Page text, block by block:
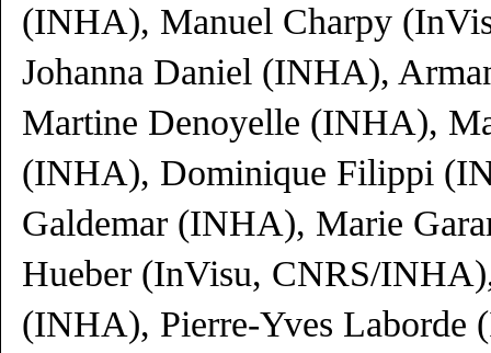
(INHA), Manuel Charpy
Johanna Daniel (INHA),
Martine Denoyelle (INHA),
(INHA), Dominique Filippi
Galdemar (INHA), Marie
Hueber (InVisu, CNRS/
(INHA), Pierre-Yves Laborde